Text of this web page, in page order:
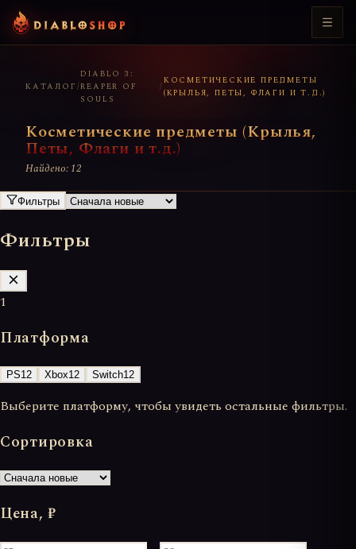
КАТАЛОГ/
DIABLO 3:
REAPER OF
SOULS
/КОСМЕТИЧЕСКИЕ ПРЕДМЕТЫ
(КРЫЛЬЯ, ПЕТЫ, ФЛАГИ И Т.Д.)
Косметические предметы (Крылья,
Петы, Флаги и т.д.)
Найдено: 12
Фильтры
Фильтры
1
Платформа
PS12 Xbox12 Switch12
Выберите платформу, чтобы увидеть остальные фильтры.
Сортировка
Цена, ₽